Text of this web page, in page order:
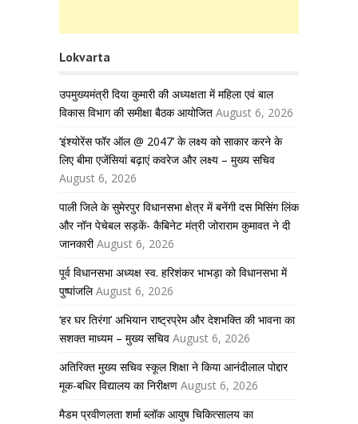
Lokvarta
उपमुख्यमंत्री दिया कुमारी की अध्यक्षता में महिला एवं बाल
विकास विभाग की समीक्षा बैठक आयोजित August 6, 2026
‘इंश्योरेंस फॉर ऑल @ 2047’ के लक्ष्य को साकार करने के
लिए बीमा एजेंसियां बढ़ाएं कवरेज और लक्ष्य – मुख्य सचिव
August 6, 2026
पाली जिले के सुमेरपुर विधानसभा क्षेत्र में बनेंगी दस मिसिंग लिंक
और नॉन पेचेबल सड़कें- कैबिनेट मंत्री जोराराम कुमावत ने दी
जानकारी August 6, 2026
पूर्व विधानसभा अध्यक्ष स्व. हरिशंकर भाभड़ा को विधानसभा में
पुष्पांजलि August 6, 2026
‘हर घर तिरंगा’ अभियान राष्ट्रप्रेम और देशभक्ति की भावना का
सशक्त माध्यम – मुख्य सचिव August 6, 2026
अतिरिक्त मुख्य सचिव स्कूल शिक्षा ने किया आनंदीलाल पोद्दार
मूक-बधिर विद्यालय का निरीक्षण August 6, 2026
मैडम प्रवीणलता शर्मा ब्लॉक आयुष चिकित्सालय का